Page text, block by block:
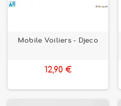
Mobile Voiliers - Djeco
12,90 €